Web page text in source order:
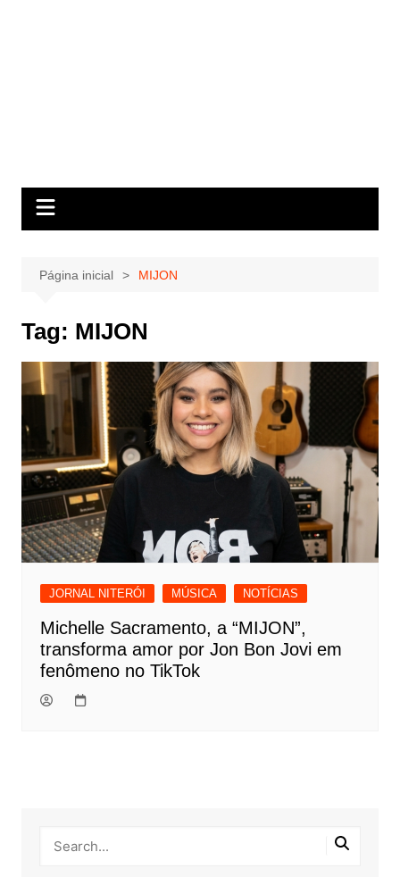
Página inicial MIJON
Tag: MIJON
JORNAL NITERÓI MÚSICA NOTÍCIAS
Michelle Sacramento, a “MIJON”,
transforma amor por Jon Bon Jovi em
fenômeno no TikTok